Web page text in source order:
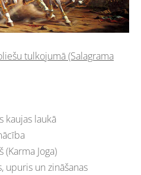
tulkojumā (Salagrama
kaujas laukā
Joga)
upuris un zināšanas